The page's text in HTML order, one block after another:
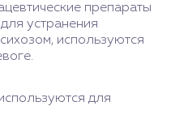
препараты
устранения
используются
для